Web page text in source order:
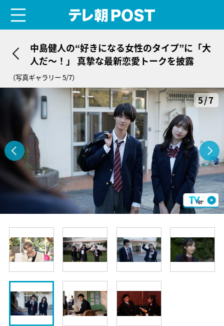
中島健人の“好きになる女性のタイプ”に「大
人だ～！」 真摯な最新恋愛トークを披露
（写真ギャラリー 5/7）
5/7